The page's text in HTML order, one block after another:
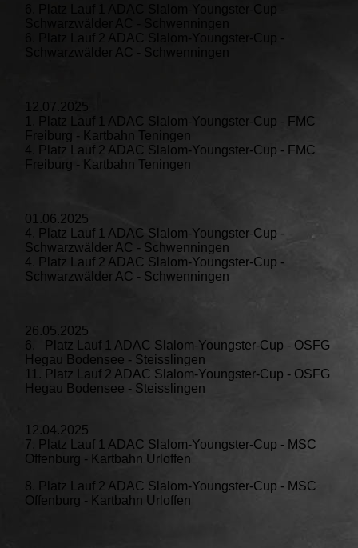
6. Platz Lauf 1 ADAC Slalom-Youngster-Cup -
6. Platz Lauf 2 ADAC Slalom-Youngster-Cup -
Schwarzwälder AC - Schwenningen
12.07.2025
1. Platz Lauf 1 ADAC Slalom-Youngster-Cup - FMC
Freiburg - Kartbahn Teningen
4. Platz Lauf 2 ADAC Slalom-Youngster-Cup - FMC
Freiburg - Kartbahn Teningen
01.06.2025
4. Platz Lauf 1 ADAC Slalom-Youngster-Cup -
Schwarzwälder AC - Schwenningen
4. Platz Lauf 2 ADAC Slalom-Youngster-Cup -
Schwarzwälder AC - Schwenningen
26.05.2025
6. Platz Lauf 1 ADAC Slalom-Youngster-Cup - OSFG
Hegau Bodensee - Steisslingen
11. Platz Lauf 2 ADAC Slalom-Youngster-Cup - OSFG
Hegau Bodensee - Steisslingen
12.04.2025
7. Platz Lauf 1 ADAC Slalom-Youngster-Cup - MSC
Offenburg - Kartbahn Urloffen
8. Platz Lauf 2 ADAC Slalom-Youngster-Cup - MSC
Offenburg - Kartbahn Urloffen